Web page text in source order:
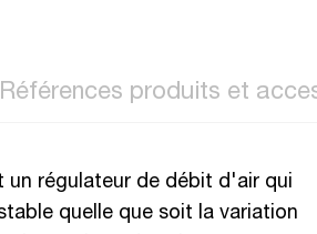
Références produits et
un régulateur de débit d'air qui
quelle que soit la variation